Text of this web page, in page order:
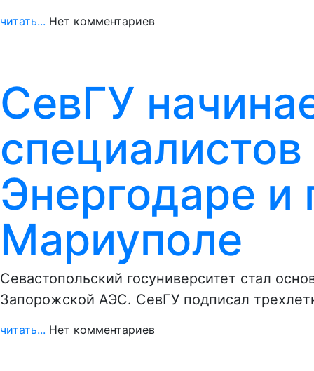
читать... Нет комментариев
СевГУ
Энергодаре и
Мариуполе
Севастопольский госуниверситет стал
Запорожской АЭС. СевГУ подписал
читать... Нет комментариев